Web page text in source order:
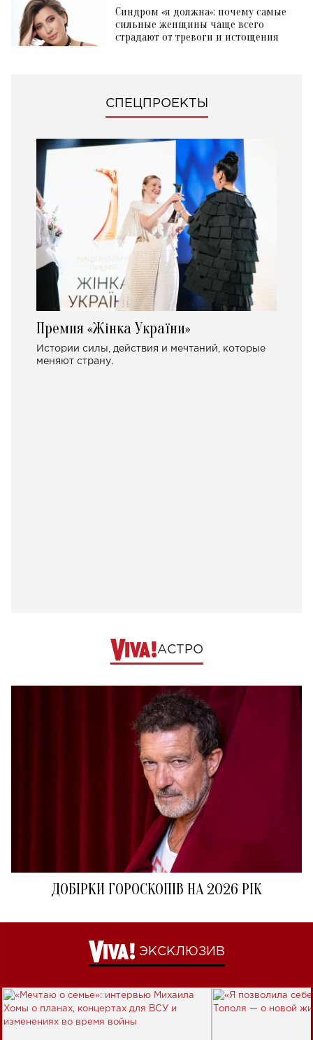
Синдром «я должна»: почему самые
сильные женщины чаще всего
страдают от тревоги и истощения
СПЕЦПРОЕКТЫ
Премия «Жінка України»
Истории силы, действия и мечтаний, которые
меняют страну.
АСТРО
ДОБІРКИ ГОРОСКОПІВ НА 2026 РІК
ЭКСКЛЮЗИВ